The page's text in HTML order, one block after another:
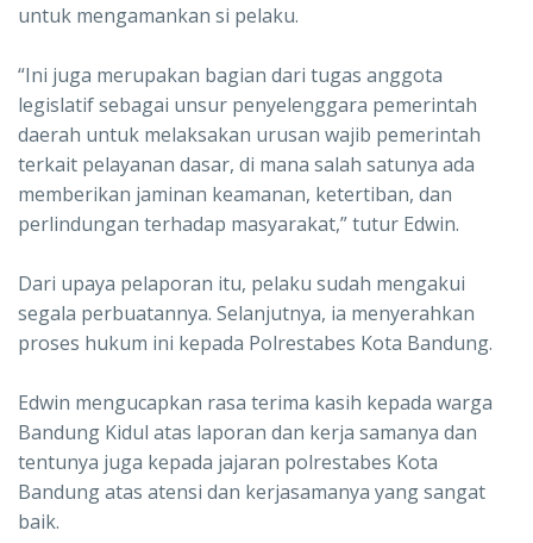
untuk mengamankan si pelaku.
“Ini juga merupakan bagian dari tugas anggota
legislatif sebagai unsur penyelenggara pemerintah
daerah untuk melaksakan urusan wajib pemerintah
terkait pelayanan dasar, di mana salah satunya ada
memberikan jaminan keamanan, ketertiban, dan
perlindungan terhadap masyarakat,” tutur Edwin.
Dari upaya pelaporan itu, pelaku sudah mengakui
segala perbuatannya. Selanjutnya, ia menyerahkan
proses hukum ini kepada Polrestabes Kota Bandung.
Edwin mengucapkan rasa terima kasih kepada warga
Bandung Kidul atas laporan dan kerja samanya dan
tentunya juga kepada jajaran polrestabes Kota
Bandung atas atensi dan kerjasamanya yang sangat
baik.